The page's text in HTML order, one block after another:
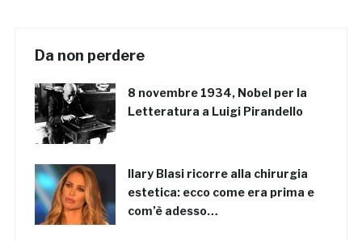
Da non perdere
8 novembre 1934, Nobel per la
Letteratura a Luigi Pirandello
Ilary Blasi ricorre alla chirurgia
estetica: ecco come era prima e
com’è adesso…